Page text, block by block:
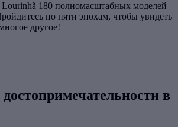
180 полномасштабных моделей
по пяти эпохам, чтобы увидеть
другое!
в